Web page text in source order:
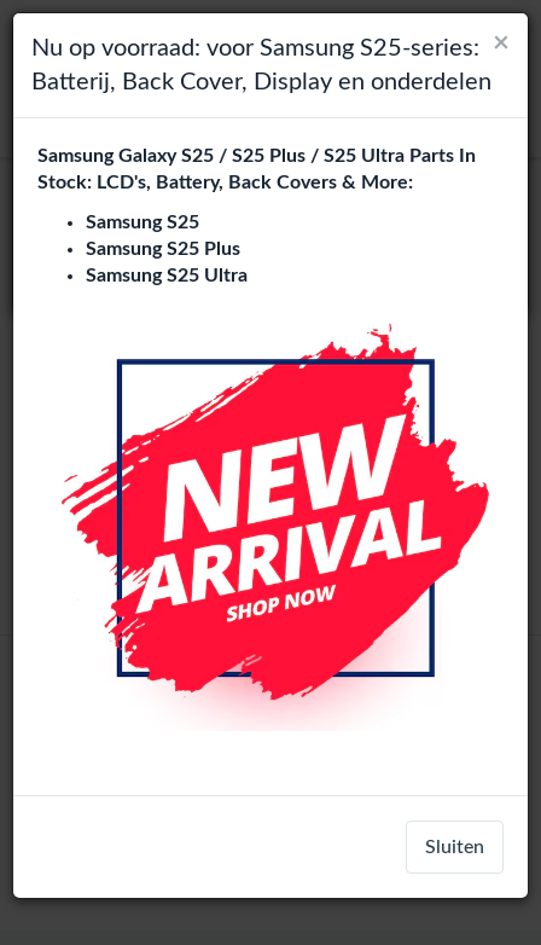
×
Kies je taal
Het lijkt erop dat je inVerenigde Statenbent.
Bezoeken.phone-city.nl
Blijf op deze site
Toggle navigation
zoeken
Login
Poco X8 Pro onderdelen groothandel
1 artikelen
Xiaomi Poco X8 Pro / Redmi Turbo 5
Origineel LCD Zonder Frame (Allekleuren)
LCD-2511
Poco X8 Pro + 1
Poco X8 Pro
×
Nu op voorraad: voor Samsung S25-series:
Batterij, Back Cover, Display en onderdelen
Samsung Galaxy S25 / S25 Plus / S25 Ultra Parts In
Stock: LCD's, Battery, Back Covers & More:
Samsung S25
Samsung S25 Plus
Samsung S25 Ultra
Sluiten